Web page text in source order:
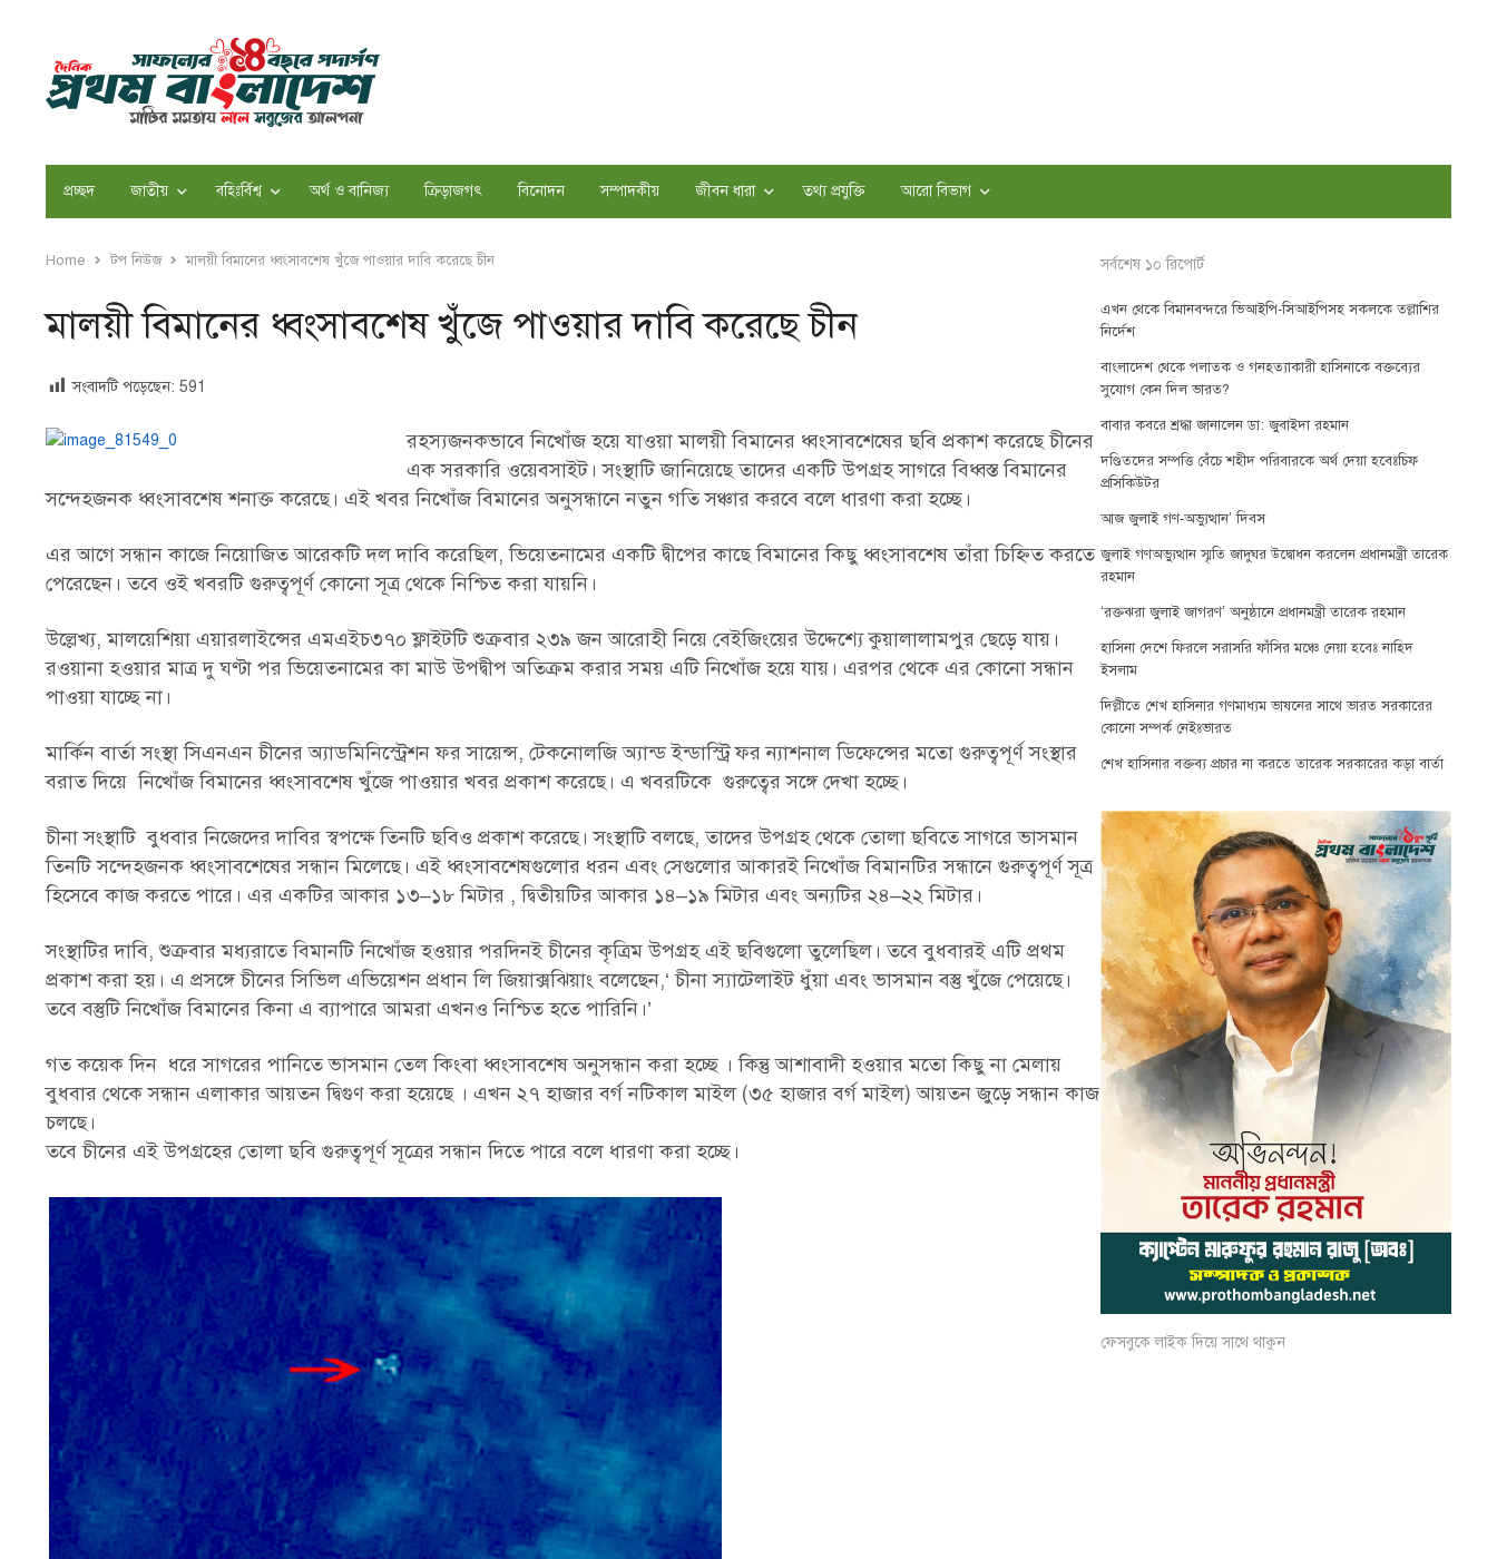
প্রচ্ছদ জাতীয় বহিঃর্বিশ্ব অর্থ ও বানিজ্য ক্রিড়াজগৎ বিনোদন সম্পাদকীয় জীবন ধারা তথ্য প্রযুক্তি আরো বিভাগ
Home টপ নিউজ মালয়ী বিমানের ধ্বংসাবশেষ খুঁজে পাওয়ার দাবি করেছে চীন
মালয়ী বিমানের ধ্বংসাবশেষ খুঁজে পাওয়ার দাবি করেছে চীন
সংবাদটি পড়েছেন: 591
রহস্যজনকভাবে নিখোঁজ হয়ে যাওয়া মালয়ী বিমানের ধ্বংসাবশেষের ছবি প্রকাশ করেছে চীনের
এক সরকারি ওয়েবসাইট। সংস্থাটি জানিয়েছে তাদের একটি উপগ্রহ সাগরে বিধ্বস্ত বিমানের
সন্দেহজনক ধ্বংসাবশেষ শনাক্ত করেছে। এই খবর নিখোঁজ বিমানের অনুসন্ধানে নতুন গতি সঞ্চার করবে বলে ধারণা করা হচ্ছে।
এর আগে সন্ধান কাজে নিয়োজিত আরেকটি দল দাবি করেছিল, ভিয়েতনামের একটি দ্বীপের কাছে বিমানের কিছু ধ্বংসাবশেষ তাঁরা চিহ্নিত করতে
পেরেছেন। তবে ওই খবরটি গুরুত্বপূর্ণ কোনো সূত্র থেকে নিশ্চিত করা যায়নি।
উল্লেখ্য, মালয়েশিয়া এয়ারলাইন্সের এমএইচ৩৭০ ফ্লাইটটি শুক্রবার ২৩৯ জন আরোহী নিয়ে বেইজিংয়ের উদ্দেশ্যে কুয়ালালামপুর ছেড়ে যায়।
রওয়ানা হওয়ার মাত্র দু ঘণ্টা পর ভিয়েতনামের কা মাউ উপদ্বীপ অতিক্রম করার সময় এটি নিখোঁজ হয়ে যায়। এরপর থেকে এর কোনো সন্ধান
পাওয়া যাচ্ছে না।
মার্কিন বার্তা সংস্থা সিএনএন চীনের অ্যাডমিনিস্ট্রেশন ফর সায়েন্স, টেকনোলজি অ্যান্ড ইন্ডাস্ট্রি ফর ন্যাশনাল ডিফেন্সের মতো গুরুত্বপূর্ণ সংস্থার
বরাত দিয়ে নিখোঁজ বিমানের ধ্বংসাবশেষ খুঁজে পাওয়ার খবর প্রকাশ করেছে। এ খবরটিকে গুরুত্বের সঙ্গে দেখা হচ্ছে।
চীনা সংস্থাটি বুধবার নিজেদের দাবির স্বপক্ষে তিনটি ছবিও প্রকাশ করেছে। সংস্থাটি বলছে, তাদের উপগ্রহ থেকে তোলা ছবিতে সাগরে ভাসমান
তিনটি সন্দেহজনক ধ্বংসাবশেষের সন্ধান মিলেছে। এই ধ্বংসাবশেষগুলোর ধরন এবং সেগুলোর আকারই নিখোঁজ বিমানটির সন্ধানে গুরুত্বপূর্ণ সূত্র
হিসেবে কাজ করতে পারে। এর একটির আকার ১৩–১৮ মিটার , দ্বিতীয়টির আকার ১৪–১৯ মিটার এবং অন্যটির ২৪–২২ মিটার।
সংস্থাটির দাবি, শুক্রবার মধ্যরাতে বিমানটি নিখোঁজ হওয়ার পরদিনই চীনের কৃত্রিম উপগ্রহ এই ছবিগুলো তুলেছিল। তবে বুধবারই এটি প্রথম
প্রকাশ করা হয়। এ প্রসঙ্গে চীনের সিভিল এভিয়েশন প্রধান লি জিয়াক্সঝিয়াং বলেছেন,‘ চীনা স্যাটেলাইট ধুঁয়া এবং ভাসমান বস্তু খুঁজে পেয়েছে।
তবে বস্তুটি নিখোঁজ বিমানের কিনা এ ব্যাপারে আমরা এখনও নিশ্চিত হতে পারিনি।’
গত কয়েক দিন ধরে সাগরের পানিতে ভাসমান তেল কিংবা ধ্বংসাবশেষ অনুসন্ধান করা হচ্ছে । কিন্তু আশাবাদী হওয়ার মতো কিছু না মেলায়
বুধবার থেকে সন্ধান এলাকার আয়তন দ্বিগুণ করা হয়েছে । এখন ২৭ হাজার বর্গ নটিকাল মাইল (৩৫ হাজার বর্গ মাইল) আয়তন জুড়ে সন্ধান কাজ
চলছে।
তবে চীনের এই উপগ্রহের তোলা ছবি গুরুত্বপূর্ণ সূত্রের সন্ধান দিতে পারে বলে ধারণা করা হচ্ছে।
সর্বশেষ ১০ রিপোর্ট
এখন থেকে বিমানবন্দরে ভিআইপি-সিআইপিসহ সকলকে তল্লাশির
নির্দেশ
বাংলাদেশ থেকে পলাতক ও গনহত্যাকারী হাসিনাকে বক্তব্যের
সুযোগ কেন দিল ভারত?
বাবার কবরে শ্রদ্ধা জানালেন ডা: জুবাইদা রহমান
দণ্ডিতদের সম্পত্তি বেঁচে শহীদ পরিবারকে অর্থ দেয়া হবেঃচিফ
প্রসিকিউটর
আজ জুলাই গণ-অভ্যুত্থান’ দিবস
জুলাই গণঅভ্যুত্থান স্মৃতি জাদুঘর উদ্বোধন করলেন প্রধানমন্ত্রী তারেক
রহমান
‘রক্তঝরা জুলাই জাগরণ’ অনুষ্ঠানে প্রধানমন্ত্রী তারেক রহমান
হাসিনা দেশে ফিরলে সরাসরি ফাঁসির মঞ্চে নেয়া হবেঃ নাহিদ
ইসলাম
দিল্লীতে শেখ হাসিনার গণমাধ্যম ভাষনের সাথে ভারত সরকারের
কোনো সম্পর্ক নেইঃভারত
শেখ হাসিনার বক্তব্য প্রচার না করতে তারেক সরকারের কড়া বার্তা
ফেসবুকে লাইক দিয়ে সাথে থাকুন